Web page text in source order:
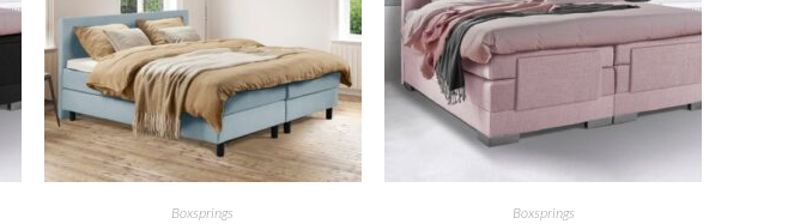
Boxsprings Boxsprings